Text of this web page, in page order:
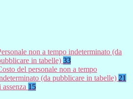
non a tempo indeterminato (da
in tabelle) 33
del personale non a tempo
(da pubblicare in tabelle) 21
15